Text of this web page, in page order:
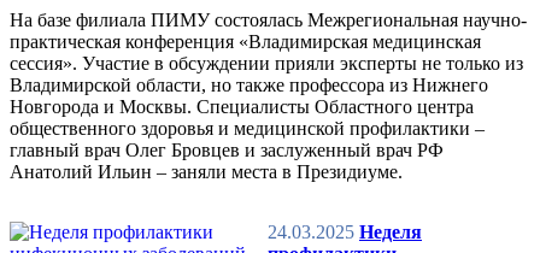
На базе филиала ПИМУ состоялась Межрегиональная научно-
практическая конференция «Владимирская медицинская
сессия». Участие в обсуждении прияли эксперты не только из
Владимирской области, но также профессора из Нижнего
Новгорода и Москвы. Специалисты Областного центра
общественного здоровья и медицинской профилактики –
главный врач Олег Бровцев и заслуженный врач РФ
Анатолий Ильин – заняли места в Президиуме.
24.03.2025 Неделя